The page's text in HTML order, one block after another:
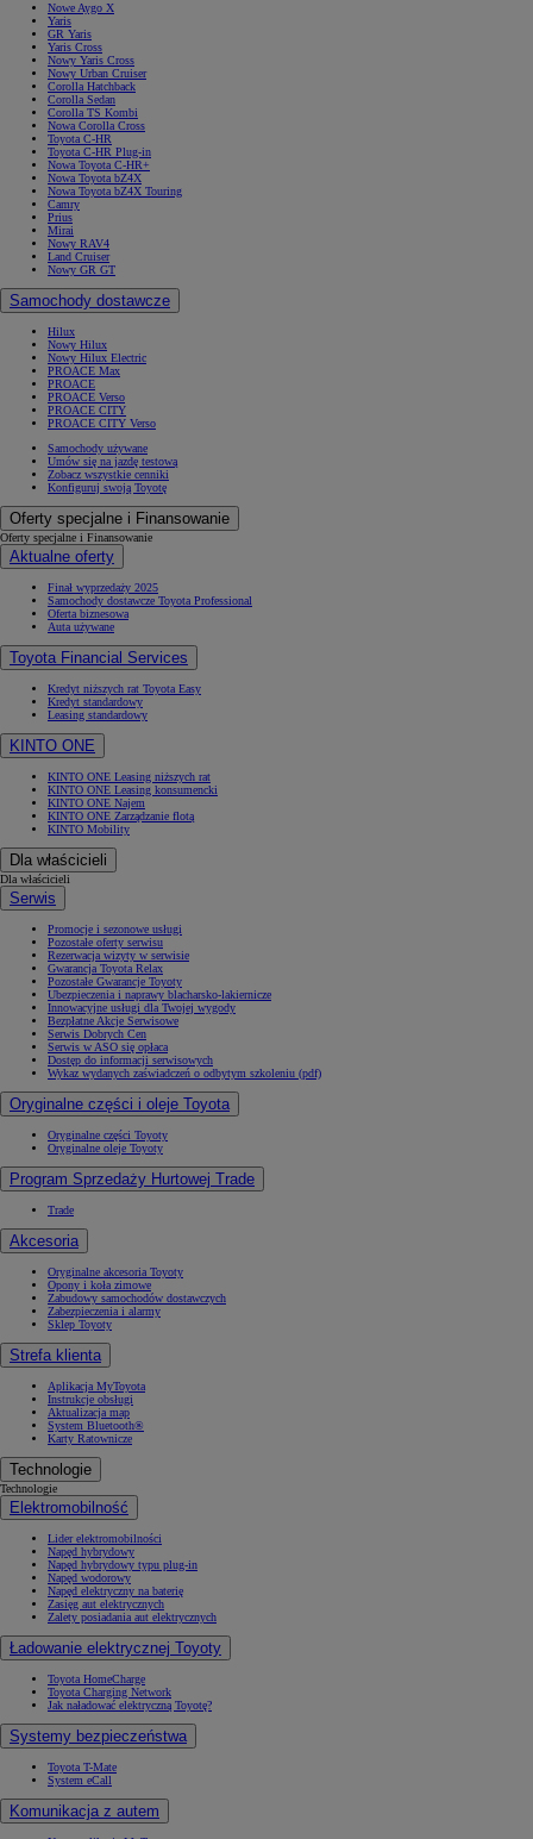
Nowe Aygo X
Yaris
GR Yaris
Yaris Cross
Nowy Yaris Cross
Nowy Urban Cruiser
Corolla Hatchback
Corolla Sedan
Corolla TS Kombi
Nowa Corolla Cross
Toyota C-HR
Toyota C-HR Plug-in
Nowa Toyota C-HR+
Nowa Toyota bZ4X
Nowa Toyota bZ4X Touring
Camry
Prius
Mirai
Nowy RAV4
Land Cruiser
Nowy GR GT
Samochody dostawcze
Hilux
Nowy Hilux
Nowy Hilux Electric
PROACE Max
PROACE
PROACE Verso
PROACE CITY
PROACE CITY Verso
Samochody używane
Umów się na jazdę testową
Zobacz wszystkie cenniki
Konfiguruj swoją Toyotę
Oferty specjalne i Finansowanie
Oferty specjalne i Finansowanie
Aktualne oferty
Finał wyprzedaży 2025
Samochody dostawcze Toyota Professional
Oferta biznesowa
Auta używane
Toyota Financial Services
Kredyt niższych rat Toyota Easy
Kredyt standardowy
Leasing standardowy
KINTO ONE
KINTO ONE Leasing niższych rat
KINTO ONE Leasing konsumencki
KINTO ONE Najem
KINTO ONE Zarządzanie flotą
KINTO Mobility
Dla właścicieli
Dla właścicieli
Serwis
Promocje i sezonowe usługi
Pozostałe oferty serwisu
Rezerwacja wizyty w serwisie
Gwarancja Toyota Relax
Pozostałe Gwarancje Toyoty
Ubezpieczenia i naprawy blacharsko-lakiernicze
Innowacyjne usługi dla Twojej wygody
Bezpłatne Akcje Serwisowe
Serwis Dobrych Cen
Serwis w ASO się opłaca
Dostęp do informacji serwisowych
Wykaz wydanych zaświadczeń o odbytym szkoleniu (pdf)
Oryginalne części i oleje Toyota
Oryginalne części Toyoty
Oryginalne oleje Toyoty
Program Sprzedaży Hurtowej Trade
Trade
Akcesoria
Oryginalne akcesoria Toyoty
Opony i koła zimowe
Zabudowy samochodów dostawczych
Zabezpieczenia i alarmy
Sklep Toyoty
Strefa klienta
Aplikacja MyToyota
Instrukcje obsługi
Aktualizacja map
System Bluetooth®
Karty Ratownicze
Technologie
Technologie
Elektromobilność
Lider elektromobilności
Napęd hybrydowy
Napęd hybrydowy typu plug-in
Napęd wodorowy
Napęd elektryczny na baterię
Zasięg aut elektrycznych
Zalety posiadania aut elektrycznych
Ładowanie elektrycznej Toyoty
Toyota HomeCharge
Toyota Charging Network
Jak naładować elektryczną Toyotę?
Systemy bezpieczeństwa
Toyota T-Mate
System eCall
Komunikacja z autem